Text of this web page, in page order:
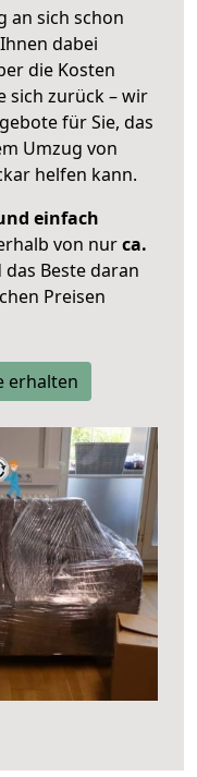
an sich schon
dabei
die Kosten
sich zurück – wir
für Sie, das
Umzug von
helfen kann.
einfach
von nurca.
Beste daran
Preisen
erhalten